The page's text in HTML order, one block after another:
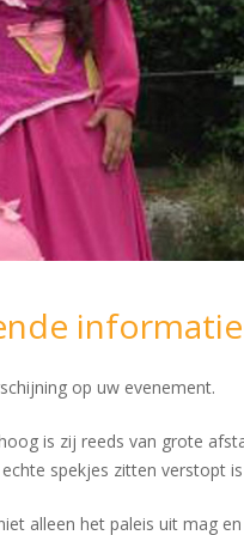
informatie
op uw evenement.
is zij reeds van grote
spekjes zitten verstopt
alleen het paleis uit mag